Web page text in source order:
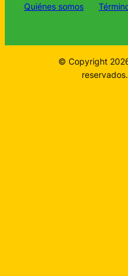
Quiénes somos
© Copyright